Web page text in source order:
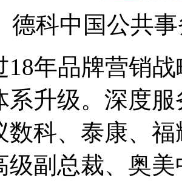
德科中国公共
18年品牌营销
系升级。深度
数科、泰康、
级副总裁、奥